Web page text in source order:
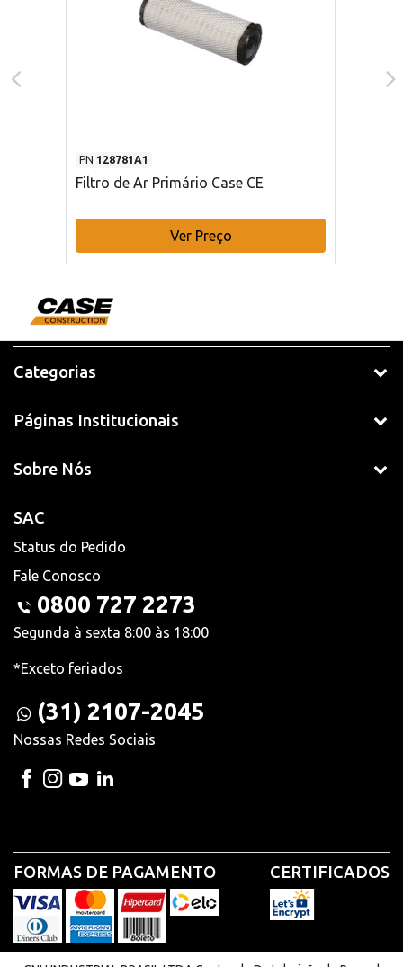
PN 128781A1
Filtro de Ar Primário Case CE
Ver Preço
Categorias
Páginas Institucionais
Sobre Nós
SAC
Status do Pedido
Fale Conosco
0800 727 2273
Segunda à sexta 8:00 às 18:00
*Exceto feriados
(31) 2107-2045
Nossas Redes Sociais
FORMAS DE PAGAMENTO CERTIFICADOS